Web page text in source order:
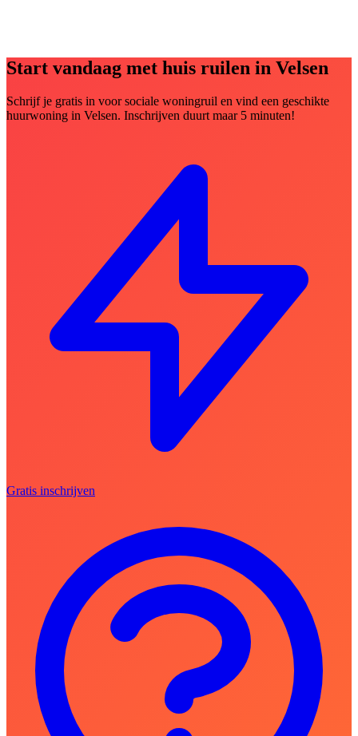
Start vandaag met huis ruilen in Velsen
Schrijf je gratis in voor sociale woningruil en vind een geschikte
huurwoning in Velsen. Inschrijven duurt maar 5 minuten!
Gratis inschrijven